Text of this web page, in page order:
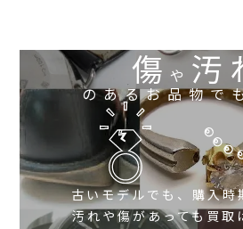
傷や 汚
のあるお品物で
古いモデルでも、購入時
汚れや傷があっても買取